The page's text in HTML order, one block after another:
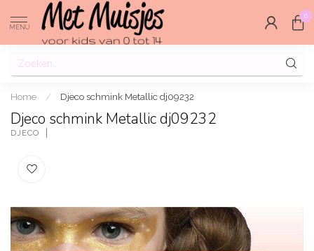
MENU
0
Home / Djeco schmink Metallic dj09232
Djeco schmink Metallic dj09232
DJECO